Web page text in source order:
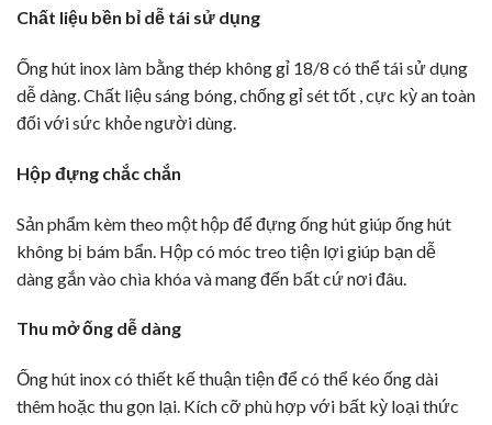
Chất liệu bền bỉ dễ tái sử dụng
Ống hút inox làm bằng thép không gỉ 18/8 có thể tái sử dụng
dễ dàng. Chất liệu sáng bóng, chống gỉ sét tốt , cực kỳ an toàn
đối với sức khỏe người dùng.
Hộp đựng chắc chắn
Sản phẩm kèm theo một hộp để đựng ống hút giúp ống hút
không bị bám bẩn. Hộp có móc treo tiện lợi giúp bạn dễ
dàng gắn vào chìa khóa và mang đến bất cứ nơi đâu.
Thu mở ống dễ dàng
Ống hút inox có thiết kế thuận tiện để có thể kéo ống dài
thêm hoặc thu gọn lại. Kích cỡ phù hợp với bất kỳ loại thức